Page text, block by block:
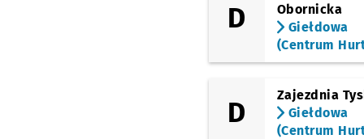
Irysowa NŻPrzystanek
(Obornicka)
Zajezdnia Obornicka
D
Obornicka
Giełdowa
(Centrum
D
Zajezdnia
Giełdowa
(Centrum